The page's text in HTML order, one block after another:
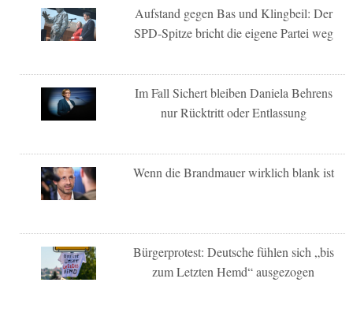
Aufstand gegen Bas und Klingbeil: Der
SPD-Spitze bricht die eigene Partei weg
Im Fall Sichert bleiben Daniela Behrens
nur Rücktritt oder Entlassung
Wenn die Brandmauer wirklich blank ist
Bürgerprotest: Deutsche fühlen sich „bis
zum Letzten Hemd“ ausgezogen